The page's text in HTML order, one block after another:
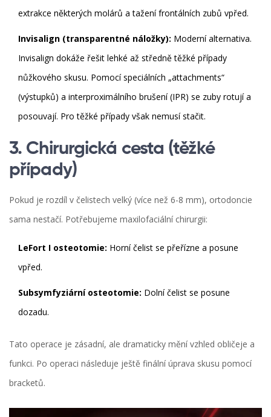
extrakce některých molárů a tažení frontálních zubů vpřed.
Invisalign (transparentné náložky): Moderní alternativa.
Invisalign dokáže řešit lehké až středně těžké případy
nůžkového skusu. Pomocí speciálních „attachments“
(výstupků) a interproximálního brušení (IPR) se zuby rotují a
posouvají. Pro těžké případy však nemusí stačit.
3. Chirurgická cesta (těžké
případy)
Pokud je rozdíl v čelistech velký (více než 6-8 mm), ortodoncie
sama nestačí. Potřebujeme maxilofaciální chirurgii:
LeFort I osteotomie: Horní čelist se přeřízne a posune
vpřed.
Subsymfyziární osteotomie: Dolní čelist se posune
dozadu.
Tato operace je zásadní, ale dramaticky mění vzhled obličeje a
funkci. Po operaci následuje ještě finální úprava skusu pomocí
bracketů.